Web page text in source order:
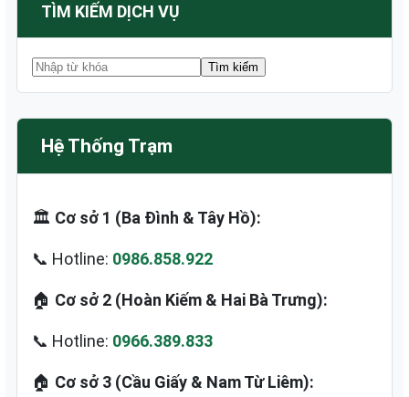
TÌM KIẾM DỊCH VỤ
Hệ Thống Trạm
🏛️ Cơ sở 1 (Ba Đình & Tây Hồ):
📞 Hotline: 0986.858.922
🏠 Cơ sở 2 (Hoàn Kiếm & Hai Bà Trưng):
📞 Hotline: 0966.389.833
🏠 Cơ sở 3 (Cầu Giấy & Nam Từ Liêm):